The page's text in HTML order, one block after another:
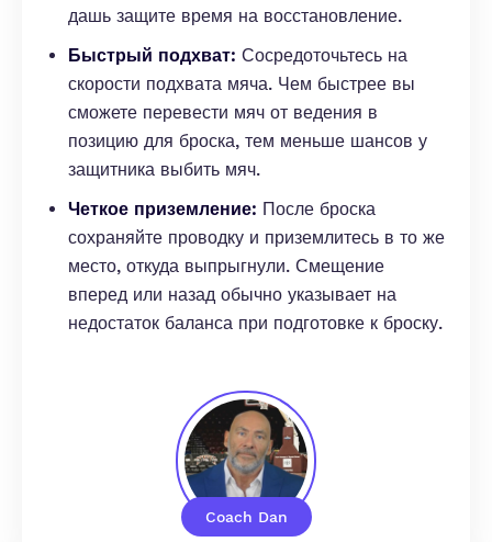
Coach Dan
дашь защите время на восстановление.
Быстрый подхват: Сосредоточьтесь на
скорости подхвата мяча. Чем быстрее вы
сможете перевести мяч от ведения в
позицию для броска, тем меньше шансов у
защитника выбить мяч.
Четкое приземление: После броска
сохраняйте проводку и приземлитесь в то же
место, откуда выпрыгнули. Смещение
вперед или назад обычно указывает на
недостаток баланса при подготовке к броску.